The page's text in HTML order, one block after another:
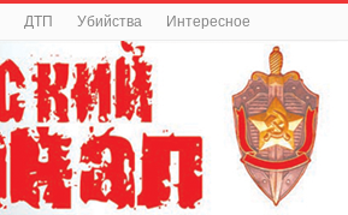
ДТП Убийства Интересное